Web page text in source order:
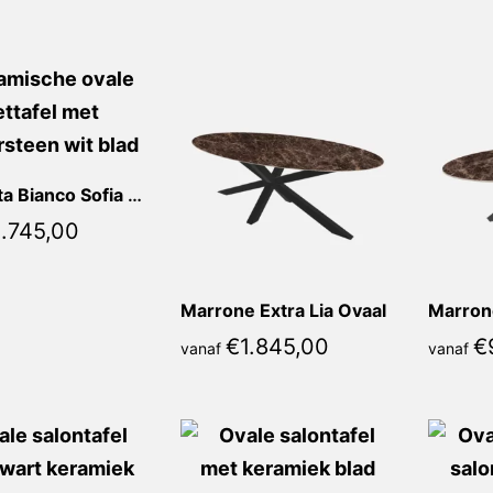
Calacatta Bianco Sofia Ovaal
Marrone Extra Lia Ovaal
vanaf €1.845,00 vanaf €